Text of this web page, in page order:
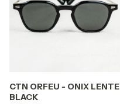
CTN ORFEU - ONIX LENTE
BLACK